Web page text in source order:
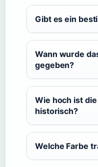
Gibt es ein
Wann wurde
gegeben?
Wie hoch ist
historisch?
Welche Farbe